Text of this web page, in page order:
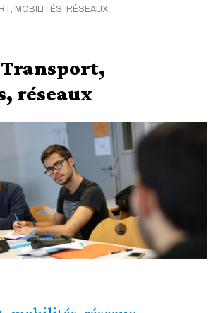
MOBILITÉS, RÉSEAUX
réseaux